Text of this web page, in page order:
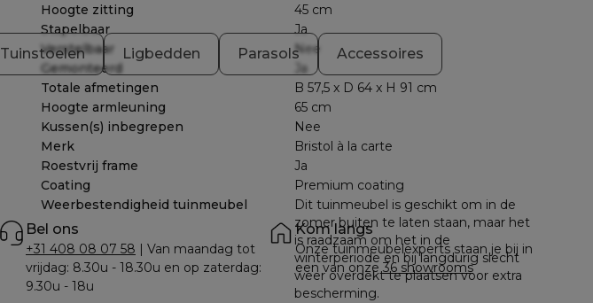
Hoogte zitting
45 cm
Stapelbaar
Ja
Verstelbaar
Nee
Gemonteerd
Ja
Totale afmetingen
B 57,5 x D 64 x H 91 cm
Hoogte armleuning
65 cm
Kussen(s) inbegrepen
Nee
Merk
Bristol à la carte
Roestvrij frame
Ja
Coating
Premium coating
Weerbestendigheid tuinmeubel
Dit tuinmeubel is geschikt om in de
zomer buiten te laten staan, maar het
is raadzaam om het in de
winterperiode en bij langdurig slecht
weer overdekt te plaatsen voor extra
bescherming.
Tuinstoelen Ligbedden Parasols Accessoires
Bel ons
+31 408 08 07 58 | Van maandag tot
vrijdag: 8.30u - 18.30u en op zaterdag:
9.30u - 18u
Kom langs
Onze tuinmeubelexperts staan je bij in
een van onze 36 showrooms